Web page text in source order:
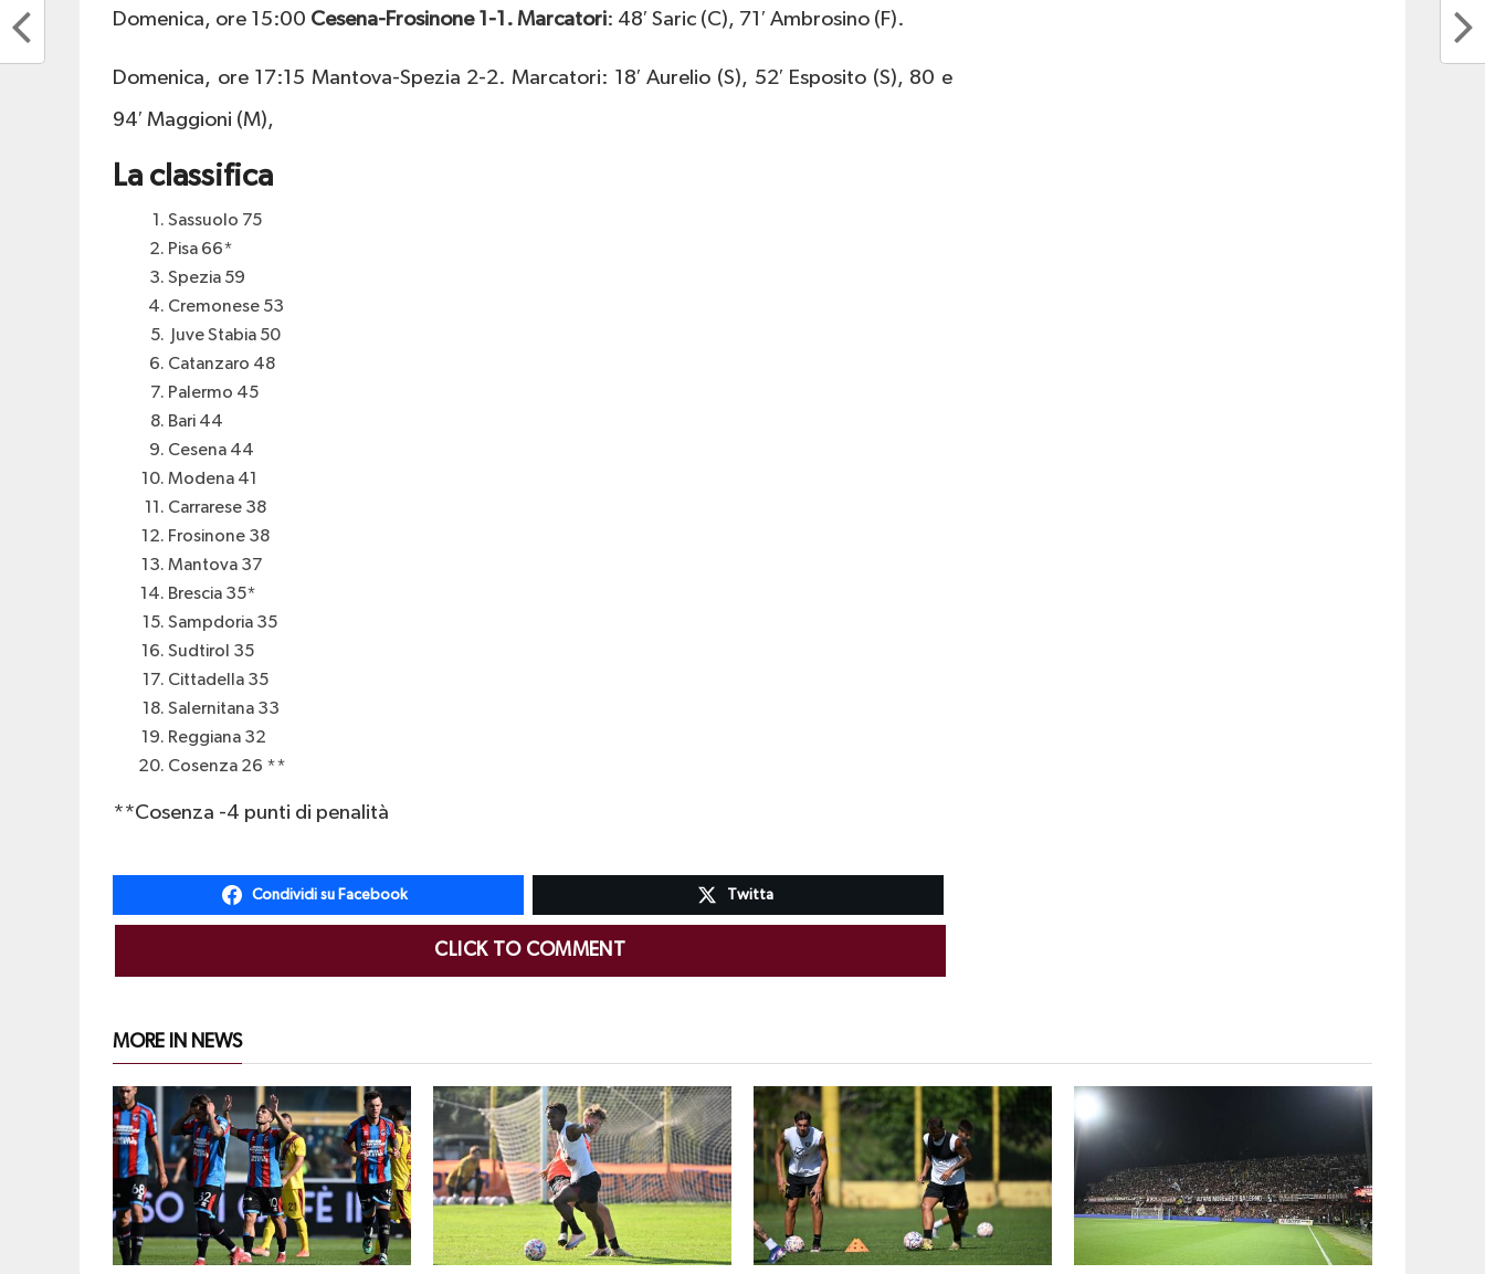
Domenica, ore 15:00 Cesena-Frosinone 1-1. Marcatori: 48′ Saric (C), 71′ Ambrosino (F).
Domenica, ore 17:15 Mantova-Spezia 2-2. Marcatori: 18′ Aurelio (S), 52′ Esposito (S), 80 e
94′ Maggioni (M),
La classifica
Sassuolo 75
Pisa 66*
Spezia 59
Cremonese 53
Juve Stabia 50
Catanzaro 48
Palermo 45
Bari 44
Cesena 44
Modena 41
Carrarese 38
Frosinone 38
Mantova 37
Brescia 35*
Sampdoria 35
Sudtirol 35
Cittadella 35
Salernitana 33
Reggiana 32
Cosenza 26 **
**Cosenza -4 punti di penalità
Condividi su Facebook Twitta
CLICK TO COMMENT
MORE IN NEWS